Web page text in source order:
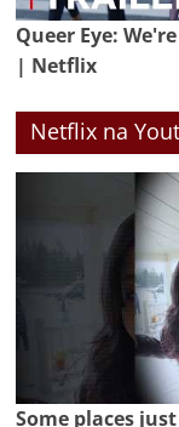
Queer Eye:
| Netflix
Netflix na
Some places